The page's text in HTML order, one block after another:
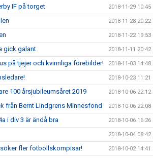
IF på torget 2018-11-29 10:45
2018-11-28 20:22
2018-11-22 19:53
gick galant 2018-11-11 20:42
på tjejer och kvinnliga förebilder! 2018-11-03 14:48
2018-10-23 11:21
100 årsjubileumsåret 2019 2018-10-06 22:12
från Bernt Lindgrens Minnesfond 2018-10-06 22:08
i div 3 är ändå bra 2018-10-06 16:26
2018-10-04 08:42
fler fotbollskompisar! 2018-10-02 14:41